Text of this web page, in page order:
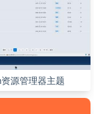
源管理器主题